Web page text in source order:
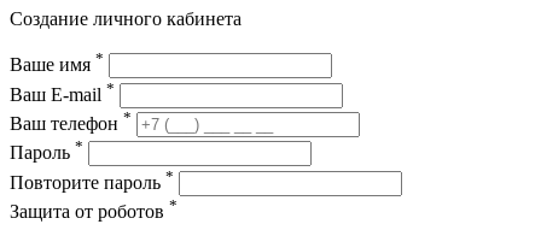
Создание личного кабинета
Ваше имя *
Ваш E-mail *
Ваш телефон *
Пароль *
Повторите пароль *
Защита от роботов *